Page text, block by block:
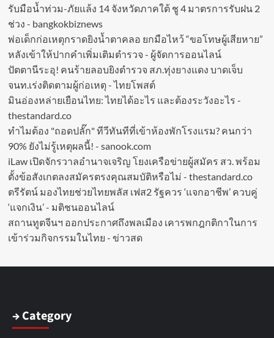
รับมือน้ำท่วม-ภัยแล้ง 14 จังหวัดภาคใต้ ชู 4 มาตรการรับฝน 2
ช่วง - bangkokbiznews
พ่อเด็กก่อเหตุกราดยิงน้ำตาคลอ ยกมือไหว้ “ขอโทษผู้เสียหาย”
หลังเข้าให้ปากคำเพิ่มเติมตำรวจ - ผู้จัดการออนไลน์
ปัตตานีระอุ! คนร้ายลอบยิงตำรวจ สภ.ทุ่งยางแดง บาดเจ็บ
จนท.เร่งติดตามผู้ก่อเหตุ - ไทยโพสต์
มินอ่องหล่ายเยือนไทย: ไทยได้อะไร และต้องระวังอะไร -
thestandard.co
ทำไมต้อง "ถอดปลั๊ก" ทีวีทันทีที่เข้าห้องพักโรงแรม? คนกว่า
90% ยังไม่รู้เหตุผลนี้! - sanook.com
iLaw เปิดจักรวาลอำนาจเจริญ โยงเครือข่ายผู้สมัคร สว. พร้อม
ตั้งข้อสังเกตลงสมัครตรงคุณสมบัติหรือไม่ - thestandard.co
ตรีรัตน์ มองไทยช่วยไทยพลัส เฟส2 รัฐควร ‘แจกอาชีพ’ ควบคู่
‘แจกเงิน’ - มติชนออนไลน์
สถานทูตจีนฯ ออกประกาศถึงพลเมือง เคารพกฎกติกาในการ
เข้าร่วมกิจกรรมในไทย - ข่าวสด
→ Category